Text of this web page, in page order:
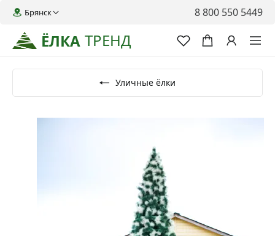
ЁЛКА ТРЕНД
Брянск 8 800 550 5449
Уличные ёлки